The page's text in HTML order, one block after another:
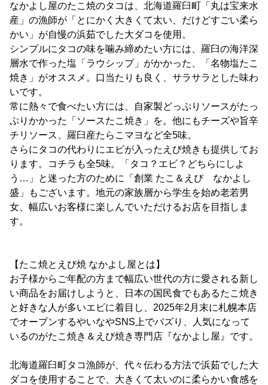
なかよし屋のたこ焼のタコは、北海道羅臼町「丸は宝来水
産」の漁師が「とにかく大きくて太い、だけどすごい柔ら
かい」が自慢の浜茹でした大ダコを使用。
シンプルにタコの味を噛み締めたい方には、羅臼の海洋深
層水で作った塩「ラウシップ」がかかった、「名物塩たこ
焼き」がオススメ。口当たりも良く、サラサラとした味わ
いです。
常に熱々で食べたい方には、自家製どっぷりソースがたっ
ぷりかかった「ソースたこ焼き」を。他にもチーズや旨辛
チリソース、羅臼産たらこマヨなど全5味。
さらにタコの代わりにエビが入ったえび焼きも提供してお
ります。コチラも全5味。「タコ？エビ？どちらにしよ
う…」と迷った方のために「創業 たこ＆えび なかよし
盛」もございます。地元の家族層から学生を始め老若男
女、幅広いお客様に楽しんでいただけるお店を目指しま
す。
【たこ焼とえび焼 なかよし屋とは】
お子様からご年配の方まで幅広い世代の方に愛される新し
い商品をお届けしようと、日本の国民食でもあるたこ焼き
と好きな人が多いエビに着目し、2025年2月末に札幌本店
でオープンするやいなやSNS上でバズり、人気になって
いるのがたこ焼き＆えび焼き専門店『なかよし屋』です。
北海道羅臼町タコ漁師が、代々伝わる方法で浜茹でした大
ダコを使用することで、大きくて太いのに柔らかい食感を